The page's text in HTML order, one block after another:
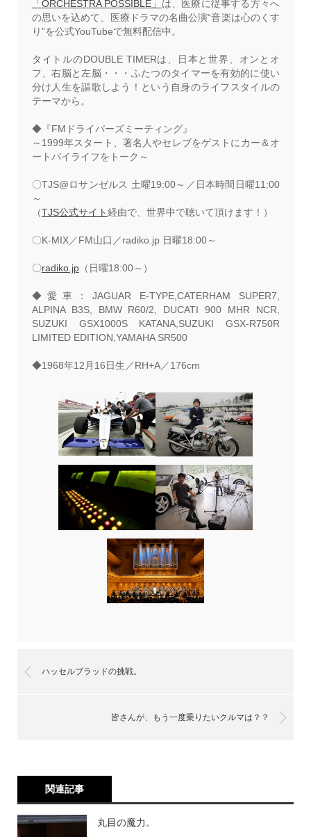
「ORCHESTRA POSSIBLE」 は、医療に従事する方々へ
の思いを込めて、医療ドラマの名曲公演“音楽は心のくす
り”を公式YouTubeで無料配信中。
タイトルのDOUBLE TIMERは、日本と世界、オンとオ
フ、右脳と左脳・・・ふたつのタイマーを有効的に使い
分け人生を謳歌しよう！という自身のライフスタイルの
テーマから。
◆『FMドライバーズミーティング』
～1999年スタート、著名人やセレブをゲストにカー＆オ
ートバイライフをトーク～
〇TJS@ロサンゼルス 土曜19:00～／日本時間日曜11:00
～
（TJS公式サイト 経由で、世界中で聴いて頂けます！）
〇K-MIX／FM山口／radiko.jp 日曜18:00～
〇radiko.jp（日曜18:00～）
◆愛車：JAGUAR E-TYPE,CATERHAM SUPER7,
ALPINA B3S, BMW R60/2, DUCATI 900 MHR NCR,
SUZUKI GSX1000S KATANA,SUZUKI GSX-R750R
LIMITED EDITION,YAMAHA SR500
◆1968年12月16日生／RH+A／176cm
ハッセルブラッドの挑戦。
皆さんが、もう一度乗りたいクルマは？？
関連記事
丸目の魔力。